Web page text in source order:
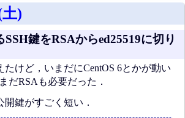
土)
鍵をRSAからed25519に切り
たけど，いまだにCentOS 6とかが動い
だRSAも必要だった．
鍵がすごく短い．